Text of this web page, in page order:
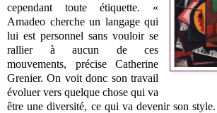
cependant toute étiquette. «
Amadeo cherche un langage qui
lui est personnel sans vouloir se
rallier à aucun de ces
mouvements, précise Catherine
Grenier. On voit donc son travail
évoluer vers quelque chose qui va
être une diversité, ce qui va devenir son